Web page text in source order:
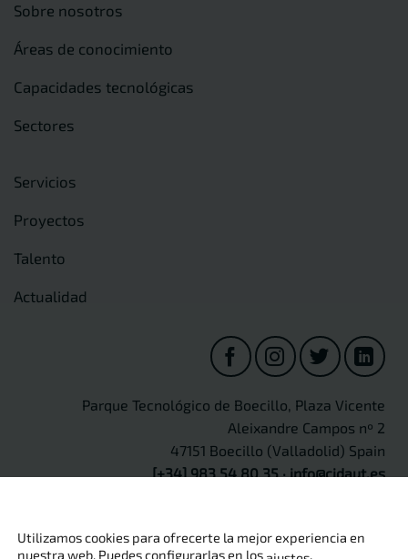
Sobre nosotros
Áreas de conocimiento
Capacidades tecnológicas
Sectores
Servicios
Proyectos
Talento
Actualidad
Parque Tecnológico de Boecillo, Plaza Vicente
Aleixandre Campos nº 2
47151 Boecillo (Valladolid) Spain
[+34] 983 54 80 35 · info@cidaut.es
Utilizamos cookies para ofrecerte la mejor experiencia en
nuestra web. Puedes configurarlas en los
.